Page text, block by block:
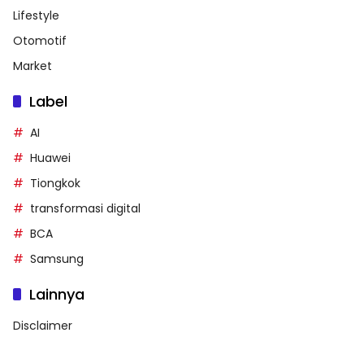
Lifestyle
Otomotif
Market
Label
AI
Huawei
Tiongkok
transformasi digital
BCA
Samsung
Lainnya
Disclaimer